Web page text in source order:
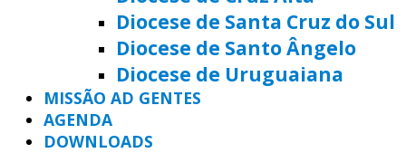
Diocese de Santa Cruz do Sul
Diocese de Santo Ângelo
Diocese de Uruguaiana
MISSÃO AD GENTES
AGENDA
DOWNLOADS